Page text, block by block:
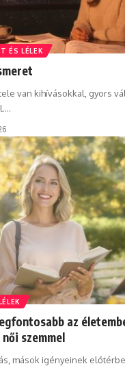
ÉS LÉLEK
van kihívásokkal, gyors
…
az
szemmel
mások igényeinek